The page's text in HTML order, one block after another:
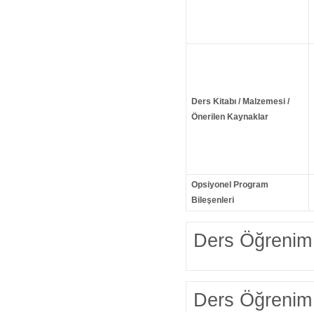
Ders Kitabı / Malzemesi /
Önerilen Kaynaklar
Opsiyonel Program
Bileşenleri
Ders Öğrenim
Ders Öğrenim